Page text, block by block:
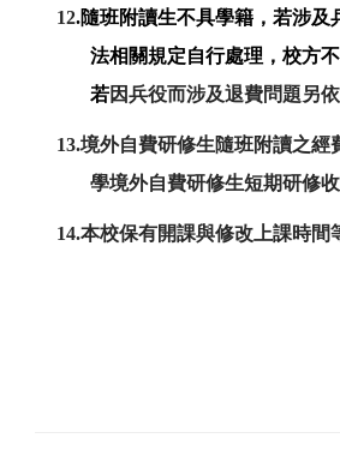
12.隨班附讀生不具學籍 ， 若涉及
法相關規定自行處理，校方
若因兵役而涉及退費問題另
13.境外自費研修生隨班附讀之經
學境外自費研修生短期研修
14.本校保有開課與修改上課時間